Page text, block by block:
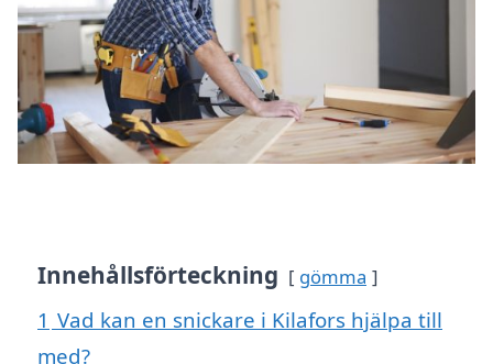
Innehållsförteckning gömma
1 Vad kan en snickare i Kilafors hjälpa till
med?